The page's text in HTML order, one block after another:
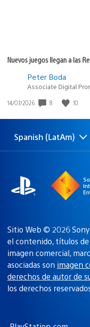
Nuevos juegos llegan a las
Peter Boda
Associate Digital
Fecha
publicación:
14/07/2026 8 10
Elige
una
Región
actual:
Spanish (LatAm)
Sitio Web © 2026
el contenido, títulos
imagen comercial,
asociadas son imagen
derechos de autor de
los derechos